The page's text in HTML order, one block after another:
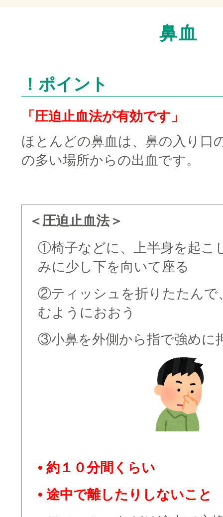
鼻血
！ポイント
「圧迫止血法が有効です」
ほとんどの鼻血は、鼻の入り口
の多い場所からの出血です。
＜圧迫止血法＞
①椅子などに、上半身を起こ
みに少し下を向いて座る
②ティッシュを折りたたんで
むようにおおう
③小鼻を外側から指で強めに
• 約１０分間くらい
• 途中で離したりしないこと